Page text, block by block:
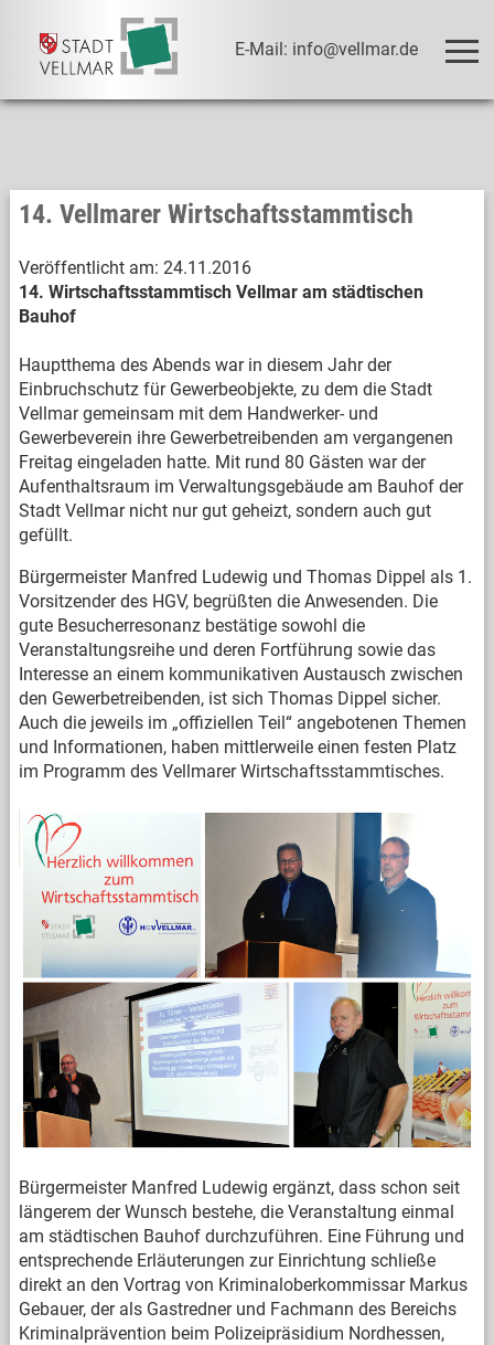
E-Mail: info@vellmar.de
14. Vellmarer Wirtschaftsstammtisch
Veröffentlicht am: 24.11.2016
14. Wirtschaftsstammtisch Vellmar am städtischen
Bauhof
Hauptthema des Abends war in diesem Jahr der
Einbruchschutz für Gewerbeobjekte, zu dem die Stadt
Vellmar gemeinsam mit dem Handwerker- und
Gewerbeverein ihre Gewerbetreibenden am vergangenen
Freitag eingeladen hatte. Mit rund 80 Gästen war der
Aufenthaltsraum im Verwaltungsgebäude am Bauhof der
Stadt Vellmar nicht nur gut geheizt, sondern auch gut
gefüllt.
Bürgermeister Manfred Ludewig und Thomas Dippel als 1.
Vorsitzender des HGV, begrüßten die Anwesenden. Die
gute Besucherresonanz bestätige sowohl die
Veranstaltungsreihe und deren Fortführung sowie das
Interesse an einem kommunikativen Austausch zwischen
den Gewerbetreibenden, ist sich Thomas Dippel sicher.
Auch die jeweils im „offiziellen Teil“ angebotenen Themen
und Informationen, haben mittlerweile einen festen Platz
im Programm des Vellmarer Wirtschaftsstammtisches.
Bürgermeister Manfred Ludewig ergänzt, dass schon seit
längerem der Wunsch bestehe, die Veranstaltung einmal
am städtischen Bauhof durchzuführen. Eine Führung und
entsprechende Erläuterungen zur Einrichtung schließe
direkt an den Vortrag von Kriminaloberkommissar Markus
Gebauer, der als Gastredner und Fachmann des Bereichs
Kriminalprävention beim Polizeipräsidium Nordhessen,